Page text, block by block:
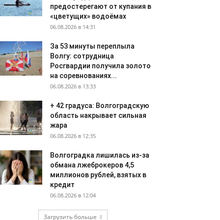
предостерегают от купания в
«цветущих» водоёмах
06.08.2026 в 14:31
За 53 минуты переплыла
Волгу: сотрудница
Росгвардии получила золото
на соревнованиях...
06.08.2026 в 13:33
+ 42 градуса: Волгоградскую
область накрывает сильная
жара
06.08.2026 в 12:35
Волгоградка лишилась из-за
обмана лжеброкеров 4,5
миллионов рублей, взятых в
кредит
06.08.2026 в 12:04
Загрузить больше